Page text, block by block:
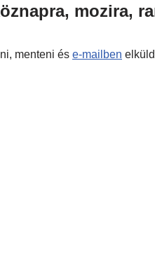
mozira,
menteni és e-mailben